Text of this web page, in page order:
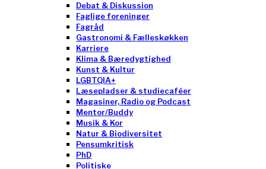
Debat & Diskussion
Faglige foreninger
Fagråd
Gastronomi & Fælleskøkken
Karriere
Klima & Bæredygtighed
Kunst & Kultur
LGBTQIA+
Læsepladser & studiecaféer
Magasiner, Radio og Podcast
Mentor/Buddy
Musik & Kor
Natur & Biodiversitet
Pensumkritisk
PhD
Politiske